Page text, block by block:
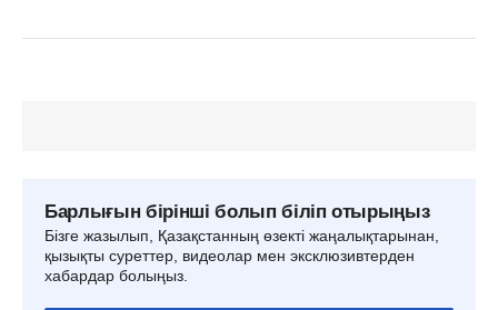
Барлығын бірінші болып біліп отырыңыз
Бізге жазылып, Қазақстанның өзекті жаңалықтарынан,
қызықты суреттер, видеолар мен эксклюзивтерден
хабардар болыңыз.